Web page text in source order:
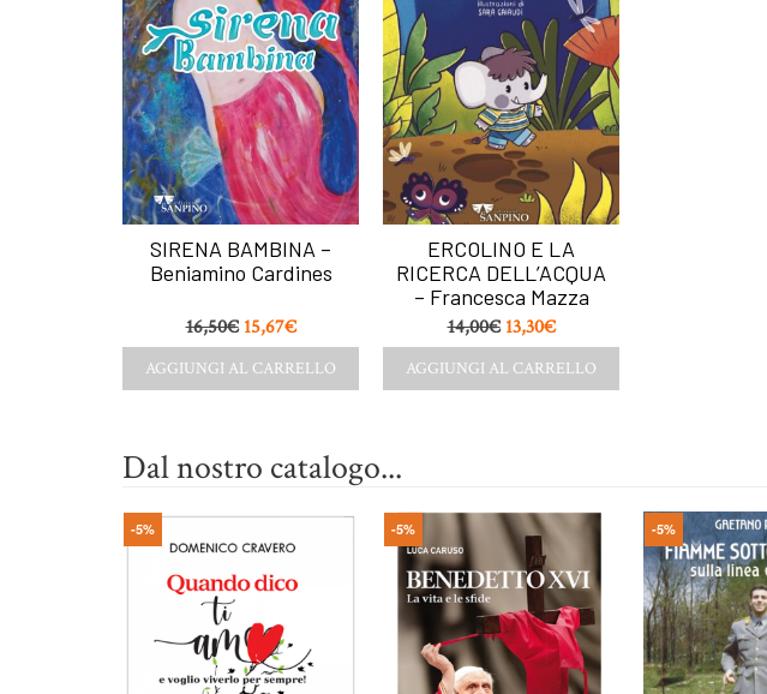
SIRENA BAMBINA –
Beniamino Cardines
16,50€ 15,67€
AGGIUNGI AL CARRELLO
ERCOLINO E LA
RICERCA DELL’ACQUA
– Francesca Mazza
14,00€ 13,30€
AGGIUNGI AL CARRELLO
Dal nostro catalogo...
-5% -5% -5%